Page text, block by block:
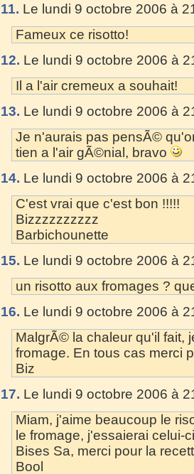
11. Le lundi 9 octobre 2006 à
Fameux ce risotto!
12. Le lundi 9 octobre 2006 à
Il a l'air cremeux a souhait!
13. Le lundi 9 octobre 2006 à
Je n'aurais pas pensÃ©
tien a l'air gÃ©nial, bravo
14. Le lundi 9 octobre 2006 à
C'est vrai que c'est bon !!!!!
Bizzzzzzzzzz
Barbichounette
15. Le lundi 9 octobre 2006 à
un risotto aux fromages ?
16. Le lundi 9 octobre 2006 à
MalgrÃ© la chaleur qu'il fait,
fromage. En tous cas merci
Biz
17. Le lundi 9 octobre 2006 à
Miam, j'aime beaucoup le
le fromage, j'essaierai celui-
Bises Sa, merci pour la
Bool